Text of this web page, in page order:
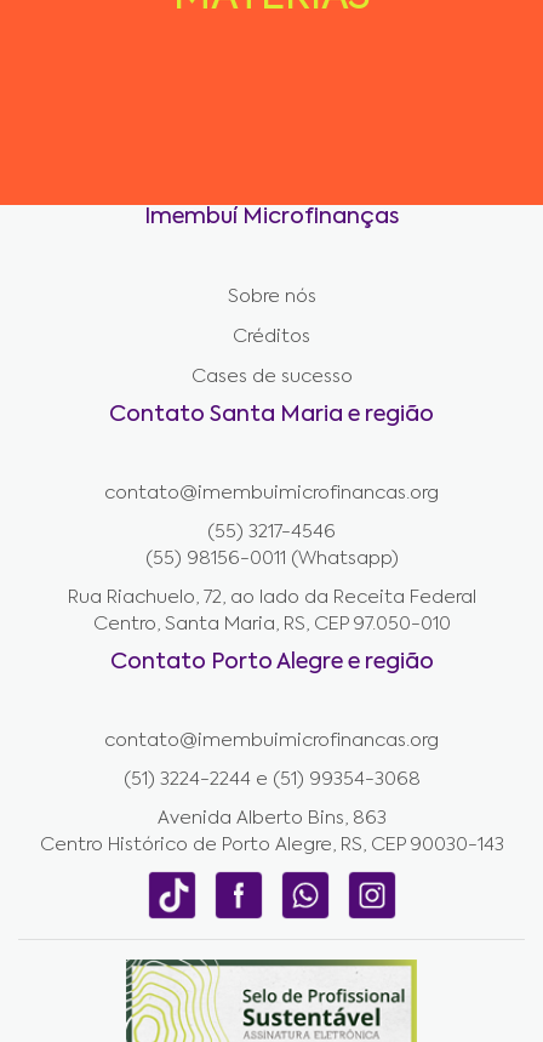
Imembuí Microfinanças
Sobre nós
Créditos
Cases de sucesso
Contato Santa Maria e região
contato@imembuimicrofinancas.org
(55) 3217-4546
(55) 98156-0011 (Whatsapp)
Rua Riachuelo, 72, ao lado da Receita Federal
Centro, Santa Maria, RS, CEP 97.050-010
Contato Porto Alegre e região
contato@imembuimicrofinancas.org
(51) 3224-2244 e (51) 99354-3068
Avenida Alberto Bins, 863
Centro Histórico de Porto Alegre, RS, CEP 90030-143